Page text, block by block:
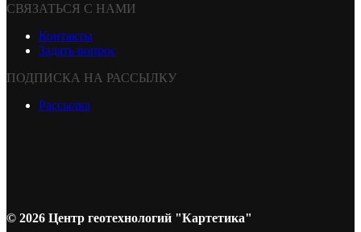
СВЯЗАТЬСЯ С НАМИ
Контакты
Задать вопрос
ПОДПИСКА НА РАССЫЛКУ
Рассылка
© 2026 Центр геотехнологий "Картетика"